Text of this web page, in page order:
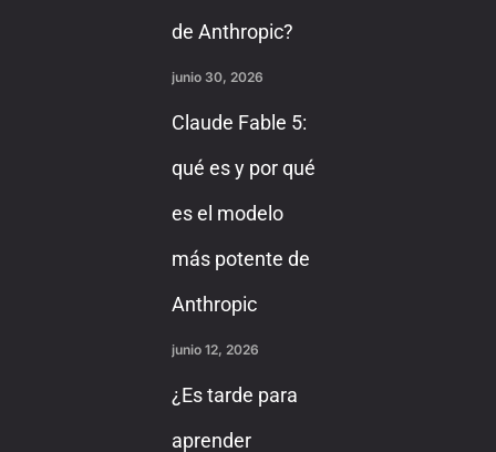
de Anthropic?
junio 30, 2026
Claude Fable 5:
qué es y por qué
es el modelo
más potente de
Anthropic
junio 12, 2026
¿Es tarde para
aprender